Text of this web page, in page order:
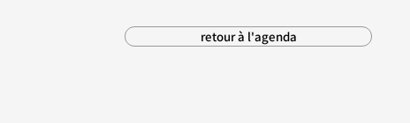
retour à l'agenda